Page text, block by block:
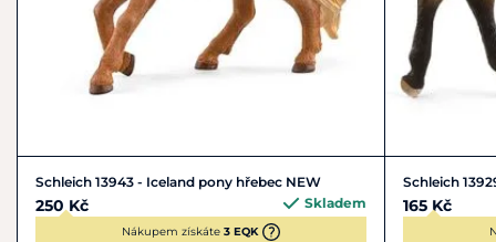
Schleich 13943 - Iceland pony hřebec NEW
250 Kč Skladem
Nákupem získáte 3 EQK
Schleich
165 Kč